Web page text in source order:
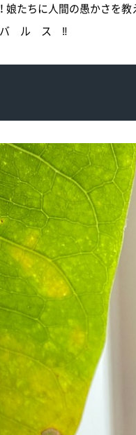
娘たちに人間の愚かさを
バ ル ス ‼